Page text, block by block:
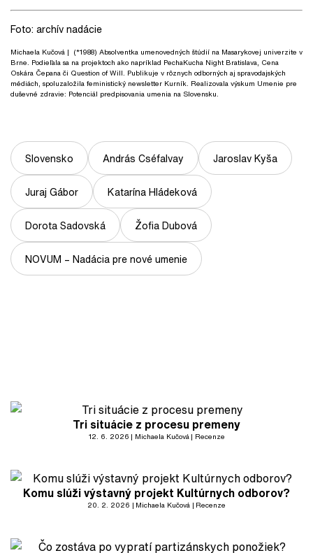
Foto: archív nadácie
Michaela Kučová | (*1988) Absolventka umenovedných štúdií na Masarykovej univerzite v
Brne. Podieľala sa na projektoch ako napríklad PechaKucha Night Bratislava, Cena
Oskára Čepana či Question of Will. Publikuje v rôznych odborných aj spravodajských
médiách, spoluzaložila feministický newsletter Kurník. Realizovala výskum Umenie pre
duševné zdravie: Potenciál predpisovania umenia na Slovensku.
Slovensko András Cséfalvay Jaroslav Kyša
Juraj Gábor Katarína Hládeková
Dorota Sadovská Žofia Dubová
NOVUM – Nadácia pre nové umenie
Tri situácie z procesu premeny
12. 6. 2026 Michaela Kučová Recenze
Komu slúži výstavný projekt Kultúrnych odborov?
20. 2. 2026 Michaela Kučová Recenze